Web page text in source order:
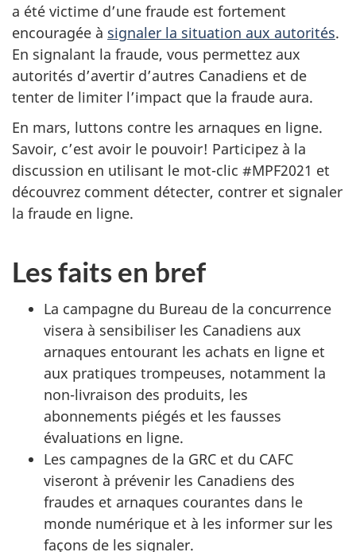
a été victime d’une fraude est fortement
encouragée à signaler la situation aux autorités.
En signalant la fraude, vous permettez aux
autorités d’avertir d’autres Canadiens et de
tenter de limiter l’impact que la fraude aura.
En mars, luttons contre les arnaques en ligne.
Savoir, c’est avoir le pouvoir! Participez à la
discussion en utilisant le mot-clic #MPF2021 et
découvrez comment détecter, contrer et signaler
la fraude en ligne.
Les faits en bref
La campagne du Bureau de la concurrence
visera à sensibiliser les Canadiens aux
arnaques entourant les achats en ligne et
aux pratiques trompeuses, notamment la
non-livraison des produits, les
abonnements piégés et les fausses
évaluations en ligne.
Les campagnes de la GRC et du CAFC
viseront à prévenir les Canadiens des
fraudes et arnaques courantes dans le
monde numérique et à les informer sur les
façons de les signaler.